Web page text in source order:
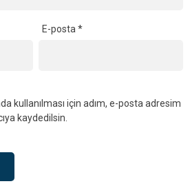
E-posta*
kullanılması için adım, e-posta adresim
kaydedilsin.